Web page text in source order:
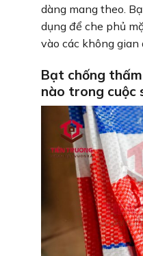
dàng mang theo.
dụng để che phủ
vào các không
Bạt chống
nào trong cuộc